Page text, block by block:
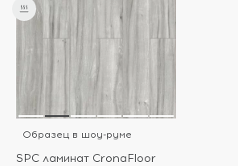
Образец в шоу-руме
SPC ламинат CronaFloor